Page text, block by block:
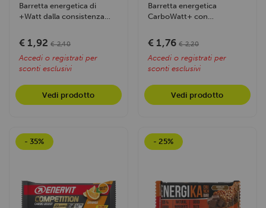
Barretta energetica di
+Watt dalla consistenza
frutta e...
€ 1,92 € 2,40
Accedi o registrati per
sconti esclusivi
Vedi prodotto
Barretta energetica
CarboWatt+ con
e progressivo. Ideale...
€ 1,76 € 2,20
Accedi o registrati per
sconti esclusivi
Vedi prodotto
- 35% - 25%